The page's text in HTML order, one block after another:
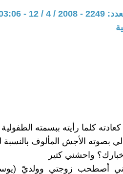
- 03:06
كلما رأيته ببسمته
لي بصوته الأجش المألوف بالنسبة
واحشني كتير
أني أصطحب زوجتي وولديّ